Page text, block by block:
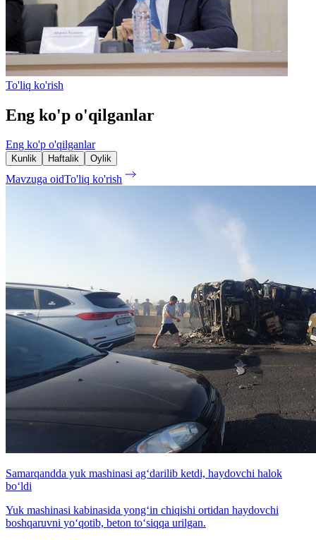
To'liq ko'rish
Eng ko'p o'qilganlar
Eng ko'p o'qilganlar
Kunlik Haftalik Oylik
Mavzuga oidTo'liq ko'rish
Samarqandda yuk mashinasi ag‘darilib ketdi, haydovchi halok
bo‘ldi
Yuk mashinasi kabinasida yong‘in chiqishi ortidan haydovchi
boshqaruvni yo‘qotib, beton to‘siqqa urilgan.